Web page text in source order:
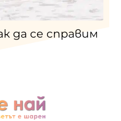
да се справим